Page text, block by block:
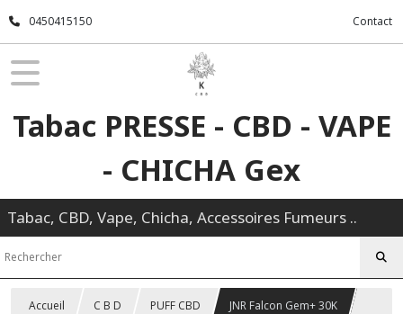
0450415150 Contact
Tabac PRESSE - CBD - VAPE
- CHICHA Gex
Tabac, CBD, Vape, Chicha, Accessoires Fumeurs ..
Accueil C B D PUFF CBD JNR Falcon Gem+ 30K